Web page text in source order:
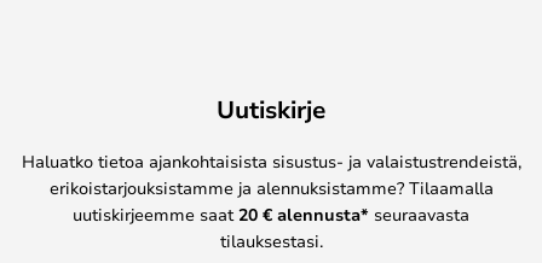
Uutiskirje
Haluatko tietoa ajankohtaisista sisustus- ja valaistustrendeistä,
erikoistarjouksistamme ja alennuksistamme? Tilaamalla
uutiskirjeemme saat 20 € alennusta* seuraavasta
tilauksestasi.